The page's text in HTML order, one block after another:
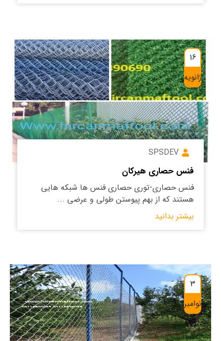
16
ژانویه
SPSDEV
فنس حصاری هیرکان
فنس حصاری-توری حصاری فنس ها شبکه هایی
هستند که از بهم پیوستن طولی و عرضی ...
بیشتر بدانید
3
نوامبر